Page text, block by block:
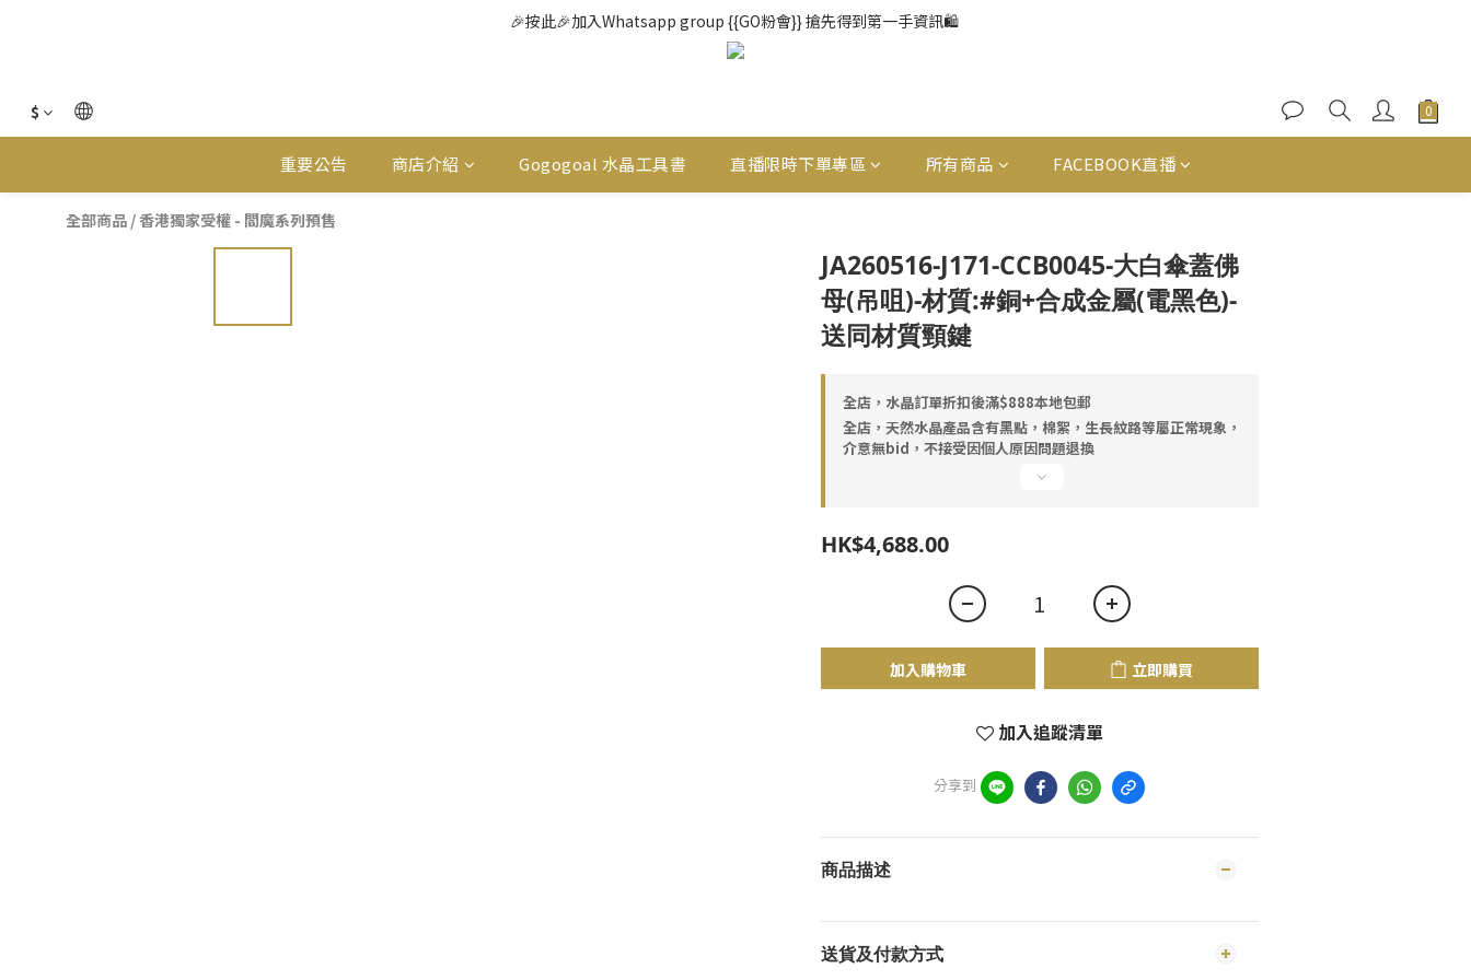
🎉按此🎉加入Whatsapp group {{GO粉會}} 搶先得到第一手資訊🛍️
$
重要公告 商店介紹 Gogogoal 水晶工具書 直播限時下單專區 所有商品 FACEBOOK直播
全部商品 /香港獨家受權 - 閻魔系列預售
JA260516-J171-CCB0045-大白傘蓋佛
母(吊咀)-材質:#銅+合成金屬(電黑色)-
送同材質頸鍵
全店，水晶訂單折扣後滿$888本地包郵
全店，天然水晶產品含有黑點，棉絮，生長紋路等屬正常現象，
介意無bid，不接受因個人原因問題退換
HK$4,688.00
加入購物車 立即購買
加入追蹤清單
分享到
商品描述
送貨及付款方式